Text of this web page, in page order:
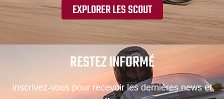
EXPLORER LES SCOUT
RESTEZ INFORMÉ
Inscrivez-vous pour recevoir les dernières news et